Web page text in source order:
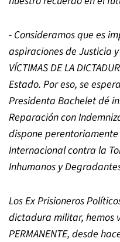
- Consideramos que es
aspiraciones de Justicia y
VÍCTIMAS DE LA
Estado. Por eso, se
Presidenta Bachelet dé
Reparación con
dispone
Internacional contra la
Inhumanos y
Los Ex Prisioneros
dictadura militar, hemos
PERMANENTE, desde